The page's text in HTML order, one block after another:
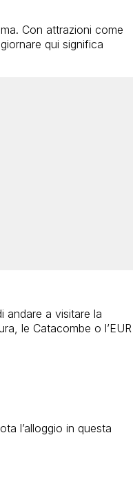
Con attrazioni come
qui significa
andare a visitare la
le Catacombe o l’EUR
l’alloggio in questa